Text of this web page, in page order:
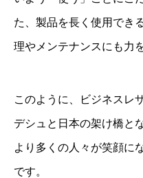
た、製品を長く使用でき
理やメンテナンスにも力
このように、ビジネスレ
デシュと日本の架け橋と
より多くの人々が笑顔に
です。